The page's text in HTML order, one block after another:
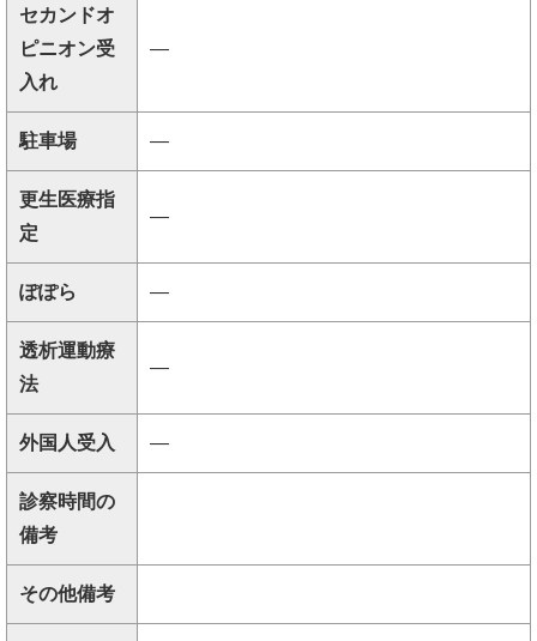
セカンドオ
ピニオン受
入れ
―
駐車場 ―
更生医療指
定
―
ぽぽら ―
透析運動療
法
―
外国人受入 ―
診察時間の
備考
その他備考